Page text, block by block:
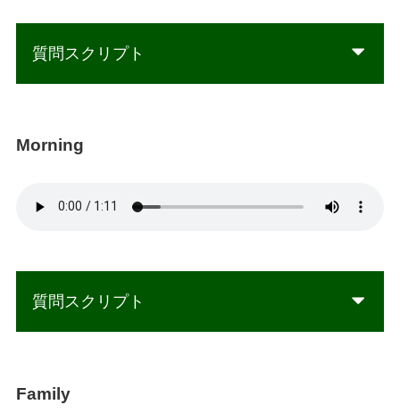
質問スクリプト
Morning
質問スクリプト
Family